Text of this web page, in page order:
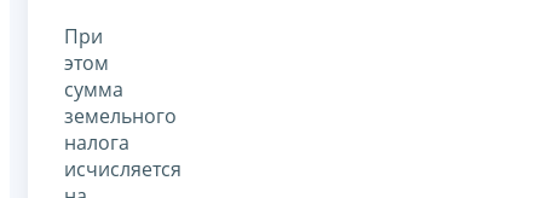
При
этом
сумма
земельного
налога
исчисляется